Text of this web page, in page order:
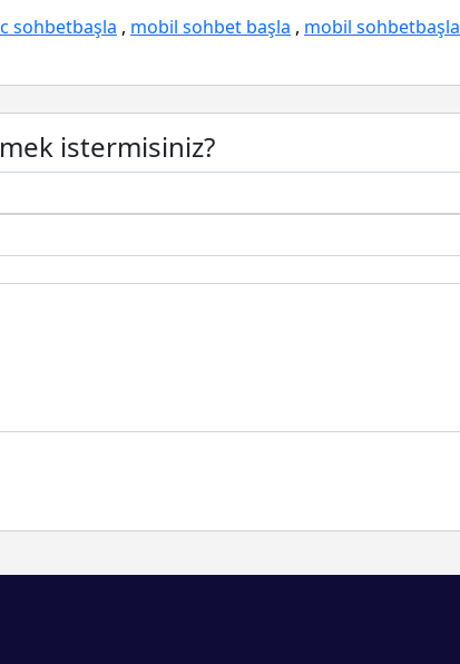
sohbetbaşla , mobil sohbet başla , mobil sohbetbaşla
istermisiniz?